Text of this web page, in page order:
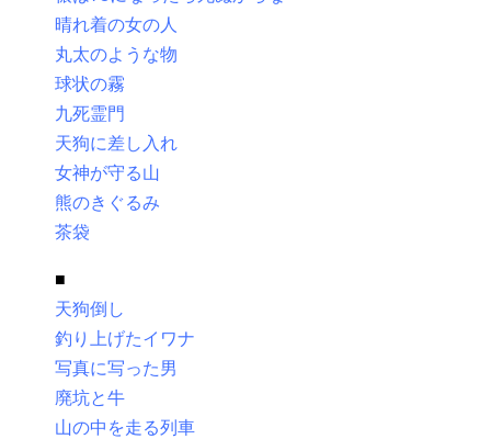
晴れ着の女の人
丸太のような物
球状の霧
九死霊門
天狗に差し入れ
女神が守る山
熊のきぐるみ
茶袋
■
天狗倒し
釣り上げたイワナ
写真に写った男
廃坑と牛
山の中を走る列車